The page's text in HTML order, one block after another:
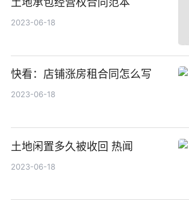
2023-06-18
快看：店铺涨房租合同怎么写
2023-06-18
土地闲置多久被收回 热闻
2023-06-18